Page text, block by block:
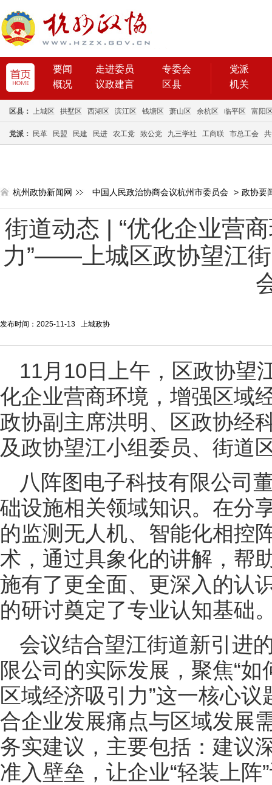
要闻 走进委员
专委会
概况
议政建言 区县
党派
机关
区县： 上城区 拱墅区 西湖区 滨江区 钱塘区 萧山区 余杭区 临平区 富阳
党派： 民革 民盟 民建 民进 农工党 致公党 九三学社 工商联 市总工会
杭州政协新闻网 中国人民政治协商会议杭州市委员会 > 政协要
街道动态 | “优化企业营
力”——上城区政协望江
发布时间：2025-11-13 上城政协
11月10日上午，区政协望
化企业营商环境，增强区域
政协副主席洪明、区政协经
及政协望江小组委员、街道
八阵图电子科技有限公司
础设施相关领域知识。在分
的监测无人机、智能化相控
术，通过具象化的讲解，帮
施有了更全面、更深入的认
的研讨奠定了专业认知基础
会议结合望江街道新引
限公司的实际发展，聚焦“
区域经济吸引力”这一核心
合企业发展痛点与区域发展
务实建议，主要包括：建议
准入壁垒，让企业“轻装上